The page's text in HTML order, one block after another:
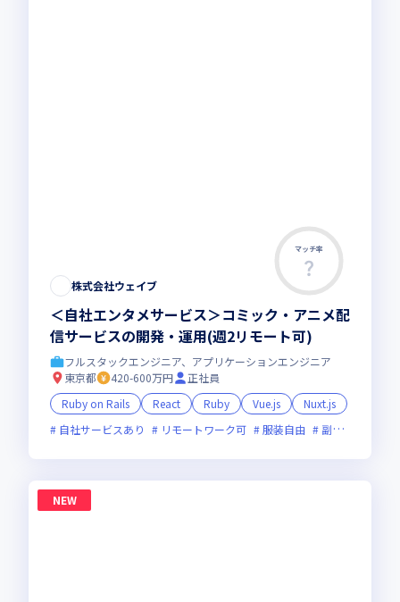
マッチ率
株式会社ウェイブ
＜自社エンタメサービス＞コミック・アニメ配
信サービスの開発・運用(週2リモート可)
フルスタックエンジニア、アプリケーションエンジニア
東京都
420-600万円
正社員
Ruby on Rails
React Ruby Vue.js
Nuxt.js
自社サービスあり
リモートワーク可 服装自由 副業可
NEW